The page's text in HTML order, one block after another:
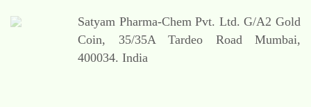
Satyam Pharma-Chem Pvt. Ltd.G/A2 Gold
Coin, 35/35A Tardeo Road Mumbai,
400034. India